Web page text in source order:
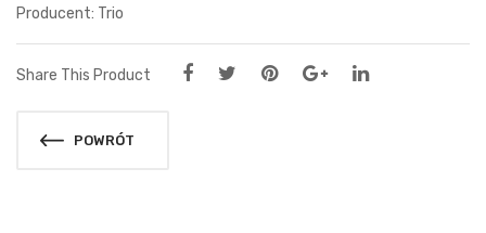
Trio
Share This Product
POWRÓT